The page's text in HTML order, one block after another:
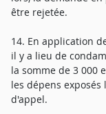
être rejetée.
14. En application
il y a lieu de
la somme de 3 000
les dépens
d'appel.